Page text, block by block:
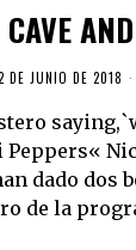
DE JUNIO DE 2018
dado dos
de la